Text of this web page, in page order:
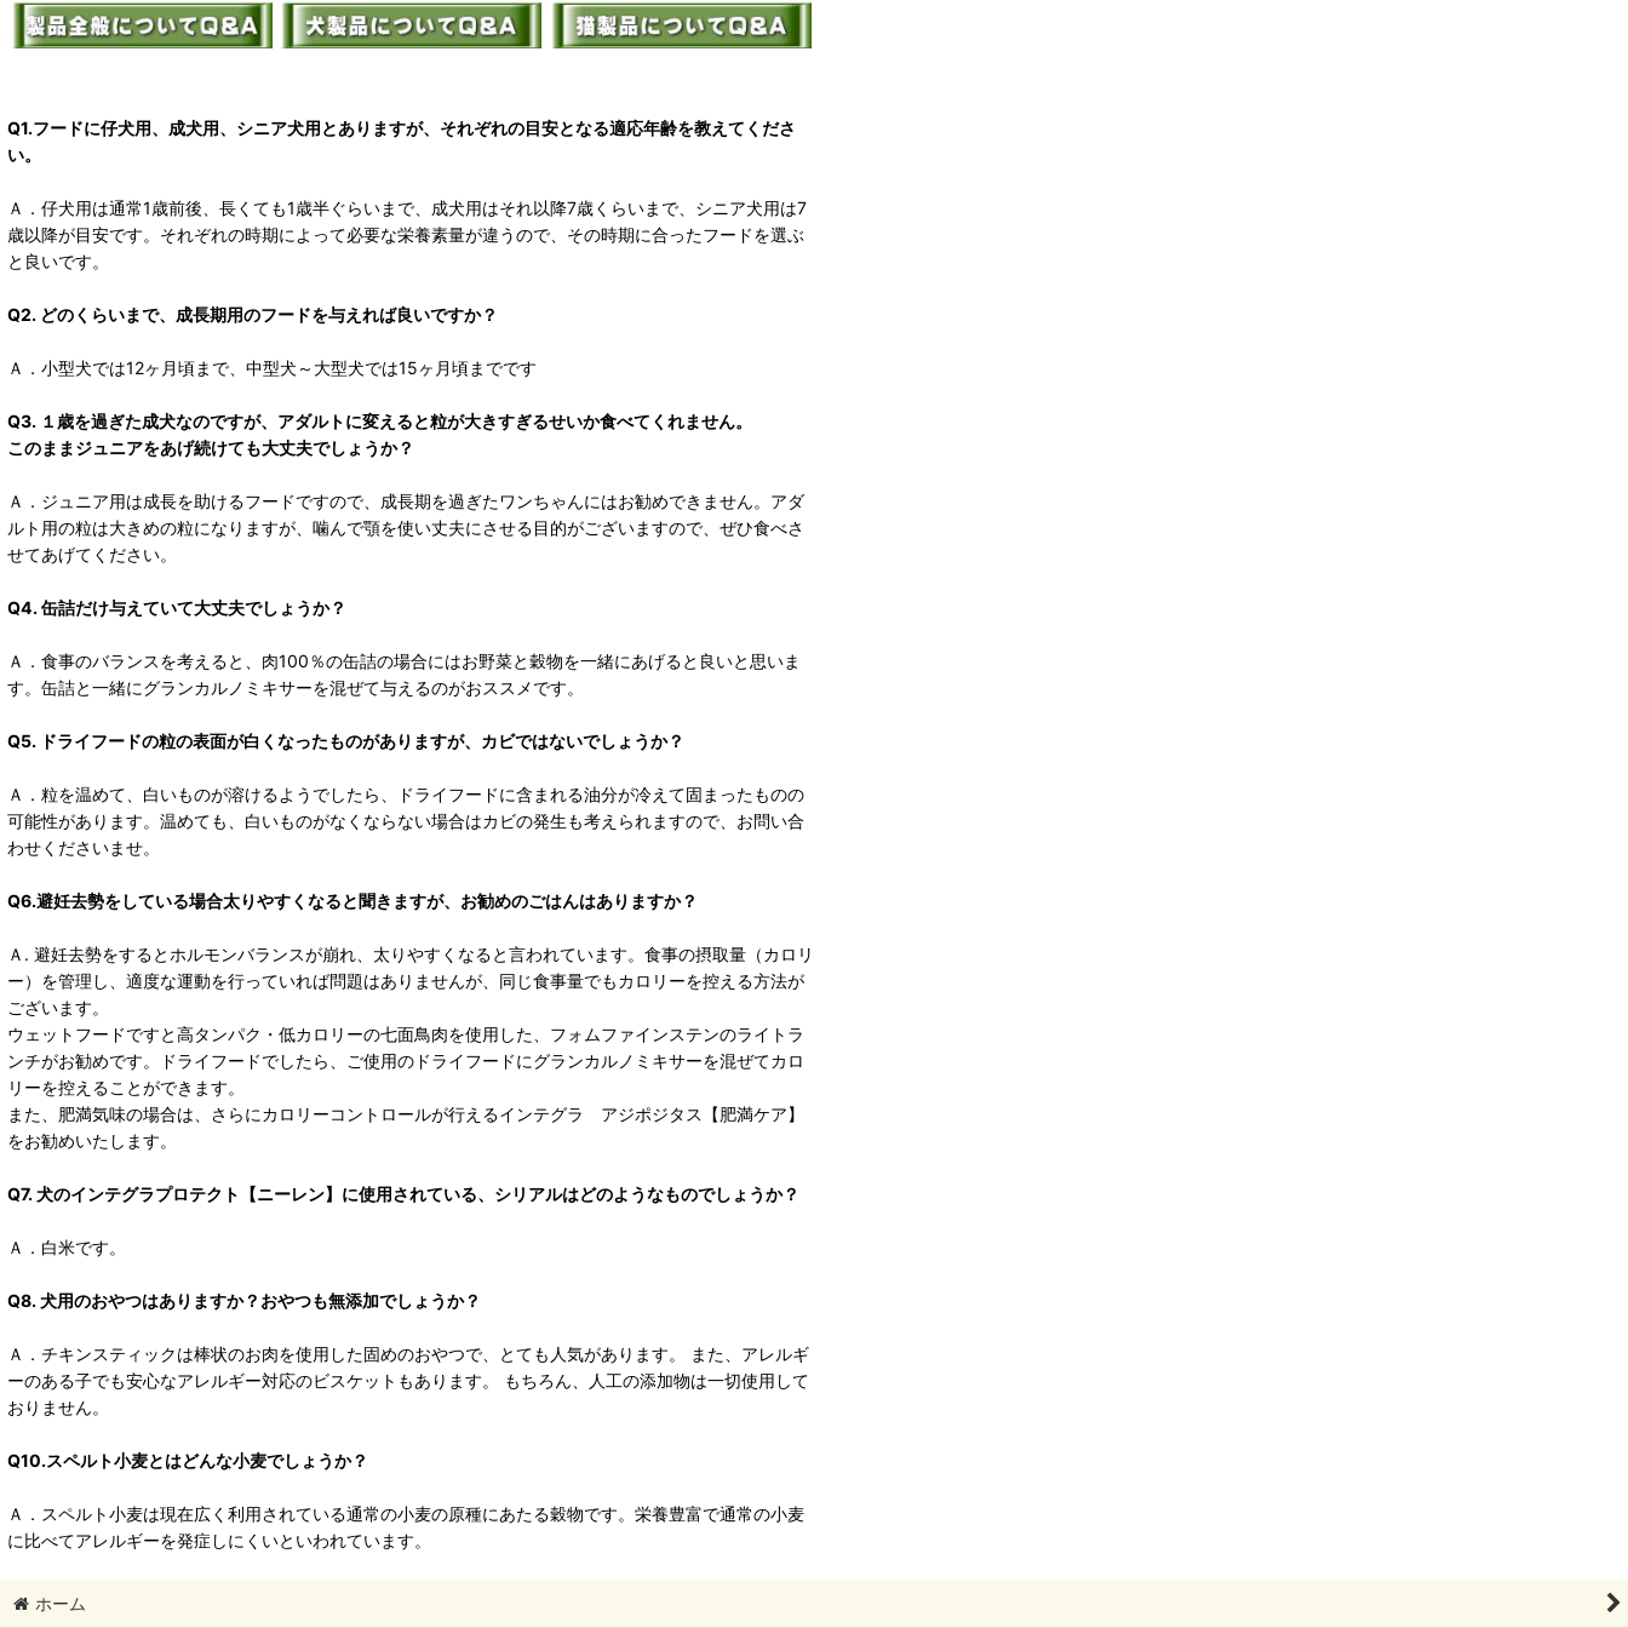
Q1.フードに仔犬用、成犬用、シニア犬用とありますが、それぞれの目安となる適応年齢を教えてくださ
い。
Ａ．仔犬用は通常1歳前後、長くても1歳半ぐらいまで、成犬用はそれ以降7歳くらいまで、シニア犬用は7
歳以降が目安です。それぞれの時期によって必要な栄養素量が違うので、その時期に合ったフードを選ぶ
と良いです。
Q2. どのくらいまで、成長期用のフードを与えれば良いですか？
Ａ．小型犬では12ヶ月頃まで、中型犬～大型犬では15ヶ月頃までです
Q3. １歳を過ぎた成犬なのですが、アダルトに変えると粒が大きすぎるせいか食べてくれません。
このままジュニアをあげ続けても大丈夫でしょうか？
Ａ．ジュニア用は成長を助けるフードですので、成長期を過ぎたワンちゃんにはお勧めできません。アダ
ルト用の粒は大きめの粒になりますが、噛んで顎を使い丈夫にさせる目的がございますので、ぜひ食べさ
せてあげてください。
Q4. 缶詰だけ与えていて大丈夫でしょうか？
Ａ．食事のバランスを考えると、肉100％の缶詰の場合にはお野菜と穀物を一緒にあげると良いと思いま
す。缶詰と一緒にグランカルノミキサーを混ぜて与えるのがおススメです。
Q5. ドライフードの粒の表面が白くなったものがありますが、カビではないでしょうか？
Ａ．粒を温めて、白いものが溶けるようでしたら、ドライフードに含まれる油分が冷えて固まったものの
可能性があります。温めても、白いものがなくならない場合はカビの発生も考えられますので、お問い合
わせくださいませ。
Q6.避妊去勢をしている場合太りやすくなると聞きますが、お勧めのごはんはありますか？
Ａ. 避妊去勢をするとホルモンバランスが崩れ、太りやすくなると言われています。食事の摂取量（カロリ
ー）を管理し、適度な運動を行っていれば問題はありませんが、同じ食事量でもカロリーを控える方法が
ございます。
ウェットフードですと高タンパク・低カロリーの七面鳥肉を使用した、フォムファインステンのライトラ
ンチがお勧めです。ドライフードでしたら、ご使用のドライフードにグランカルノミキサーを混ぜてカロ
リーを控えることができます。
また、肥満気味の場合は、さらにカロリーコントロールが行えるインテグラ アジポジタス【肥満ケア】
をお勧めいたします。
Q7. 犬のインテグラプロテクト【ニーレン】に使用されている、シリアルはどのようなものでしょうか？
Ａ．白米です。
Q8. 犬用のおやつはありますか？おやつも無添加でしょうか？
Ａ．チキンスティックは棒状のお肉を使用した固めのおやつで、とても人気があります。 また、アレルギ
ーのある子でも安心なアレルギー対応のビスケットもあります。 もちろん、人工の添加物は一切使用して
おりません。
Q10.スペルト小麦とはどんな小麦でしょうか？
Ａ．スペルト小麦は現在広く利用されている通常の小麦の原種にあたる穀物です。栄養豊富で通常の小麦
に比べてアレルギーを発症しにくいといわれています。
ホーム